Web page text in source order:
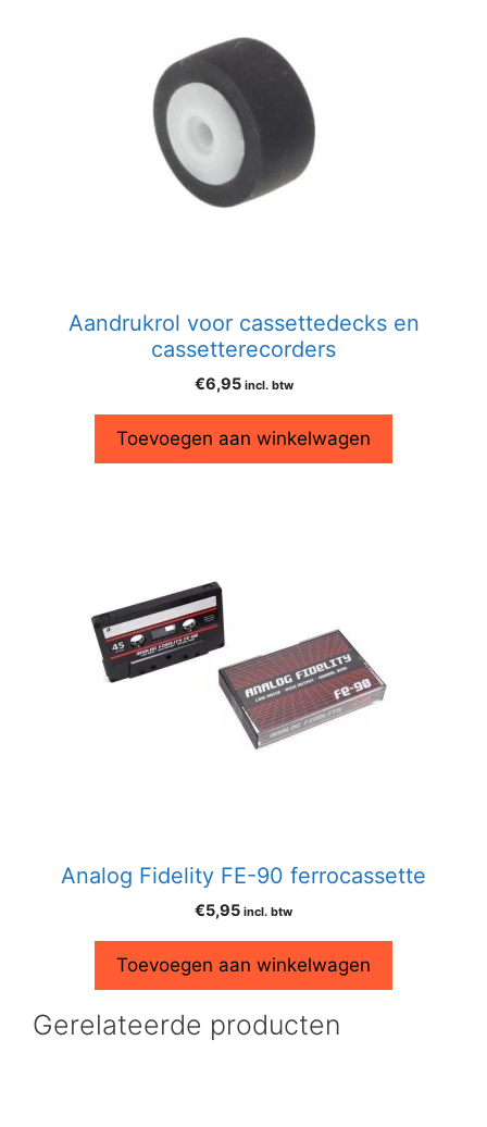
Aandrukrol voor cassettedecks en
cassetterecorders
€6,95 incl. btw
Toevoegen aan winkelwagen
Analog Fidelity FE-90 ferrocassette
€5,95 incl. btw
Toevoegen aan winkelwagen
Gerelateerde producten